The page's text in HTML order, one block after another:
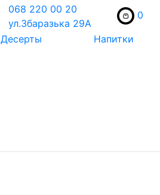
068 220 00 20
ул.Збаразька 29А
0
Десерты Напитки